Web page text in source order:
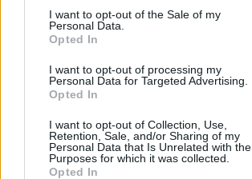
consent section.
I want to opt-out of the Sale of my
Personal Data.
Opted In
I want to opt-out of processing my
Personal Data for Targeted Advertising.
Opted In
I want to opt-out of Collection, Use,
Retention, Sale, and/or Sharing of my
Personal Data that Is Unrelated with the
Purposes for which it was collected.
Opted In